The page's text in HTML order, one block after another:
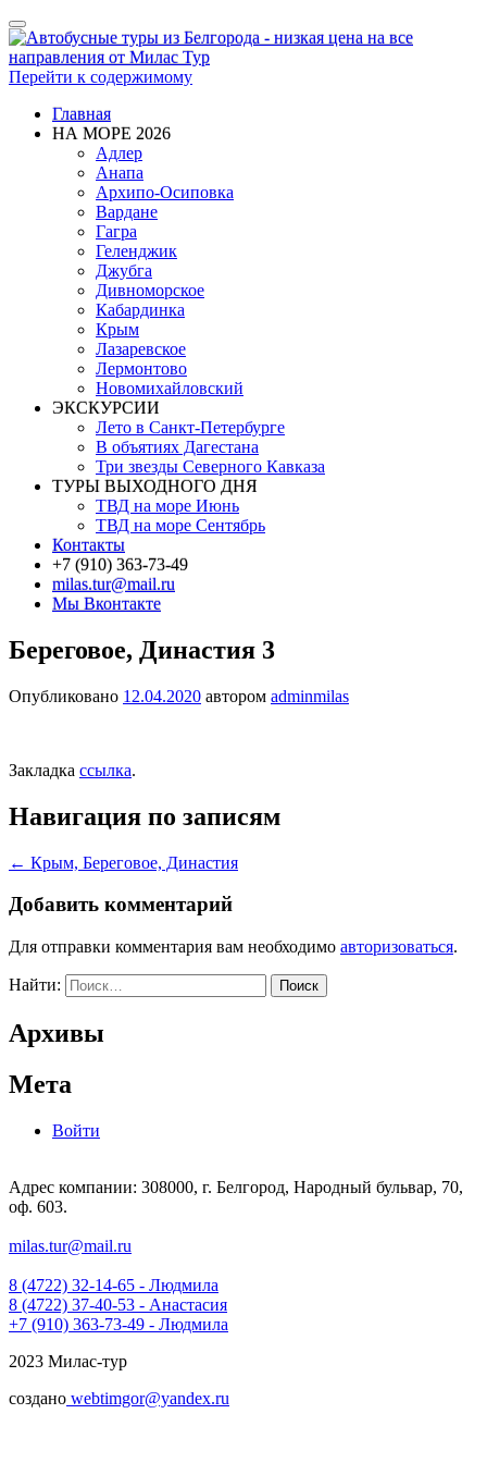
Показать/
Скрыть
навигацию
Перейти к содержимому
Главная
НА МОРЕ 2026
Адлер
Анапа
Архипо-Осиповка
Вардане
Гагра
Геленджик
Джубга
Дивноморское
Кабардинка
Крым
Лазаревское
Лермонтово
Новомихайловский
ЭКСКУРСИИ
Лето в Санкт-Петербурге
В объятиях Дагестана
Три звезды Северного Кавказа
ТУРЫ ВЫХОДНОГО ДНЯ
ТВД на море Июнь
ТВД на море Сентябрь
Контакты
+7 (910) 363-73-49
milas.tur@mail.ru
Мы Вконтакте
Береговое, Династия 3
Опубликовано 12.04.2020 автором adminmilas
Закладка ссылка.
Навигация по записям
← Крым, Береговое, Династия
Добавить комментарий
Для отправки комментария вам необходимо авторизоваться.
Найти:
Архивы
Мета
Войти
Адрес компании: 308000, г. Белгород, Народный бульвар, 70,
оф. 603.
milas.tur@mail.ru
8 (4722) 32-14-65 - Людмила
8 (4722) 37-40-53 - Анастасия
+7 (910) 363-73-49 - Людмила
2023 Милас-тур
создано webtimgor@yandex.ru